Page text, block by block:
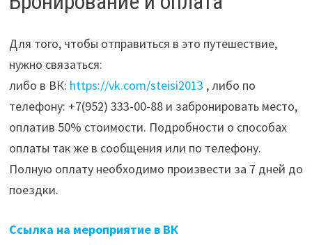
Для того, чтобы отправиться в это путешествие,
нужно связаться:
либо в ВК: https://vk.com/steisi2013 , либо по
телефону: +7(952) 333-00-88 и забронировать место,
оплатив 50% стоимости. Подробности о способах
оплаты так же в сообщения или по телефону.
Полную оплату необходимо произвести за 7 дней до
поездки.
Ссылка на мероприятие в ВК